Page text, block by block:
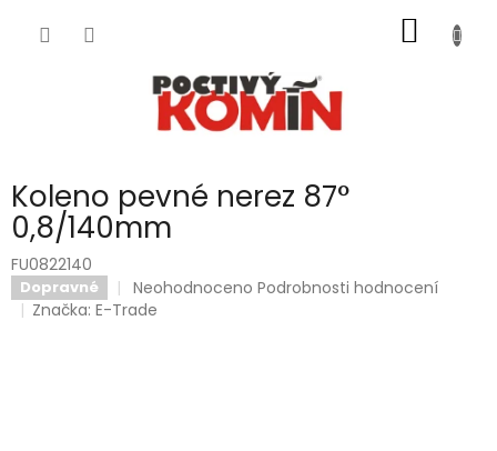
KOŠÍK
Koleno pevné nerez 87°
0,8/140mm
FU0822140
Dopravné
Průměrné
hodnocení
Neohodnoceno Podrobnosti hodnocení
Značka:E-Trade